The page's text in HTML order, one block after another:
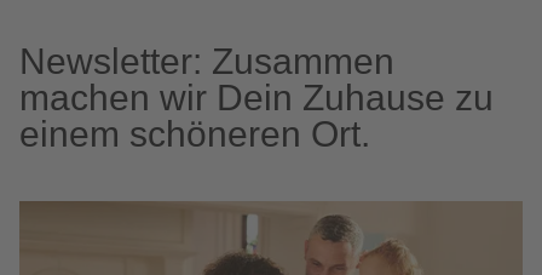
Newsletter: Zusammen
machen wir Dein Zuhause zu
einem schöneren Ort.